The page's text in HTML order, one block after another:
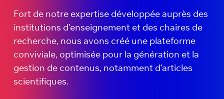
Fort de notre expertise développée auprès des
institutions d’enseignement et des chaires de
recherche, nous avons créé une plateforme
conviviale, optimisée pour la génération et la
gestion de contenus, notamment d’articles
scientifiques.